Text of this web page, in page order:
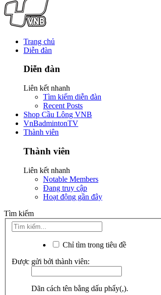
Trang chủ
Diễn đàn
Diễn đàn
Liên kết nhanh
Tìm kiếm diễn đàn
Recent Posts
Shop Cầu Lông VNB
VnBadmintonTV
Thành viên
Thành viên
Liên kết nhanh
Notable Members
Đang truy cập
Hoạt động gần đây
Tìm kiếm
Chỉ tìm trong tiêu đề
Được gửi bởi thành viên:
Dãn cách tên bằng dấu phẩy(,).